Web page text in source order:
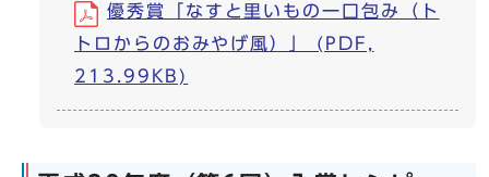
優秀賞「なすと里いもの一口包み（ト
トロからのおみやげ風）」 (PDF,
213.99KB)